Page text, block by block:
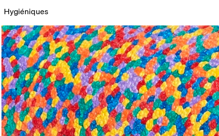
Hygiéniques
Les rouleaux de fasciathérapie peuvent être nettoyés à l'eau
et au savon ou avec des désinfectants classiques. Ils peuvent
même être lavés au lave-vaisselle.